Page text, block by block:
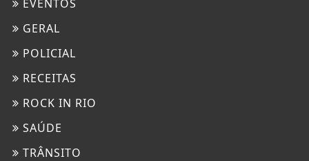
EVENTOS
GERAL
POLICIAL
RECEITAS
ROCK IN RIO
SAÚDE
TRÂNSITO